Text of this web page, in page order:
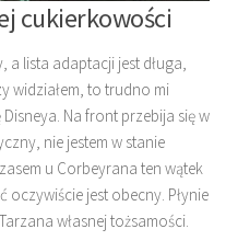
cukierkowości
a lista adaptacji jest długa,
widziałem, to trudno mi
Na front przebija się w
nie jestem w stanie
u Corbeyrana ten wątek
jest obecny. Płynie
własnej tożsamości.